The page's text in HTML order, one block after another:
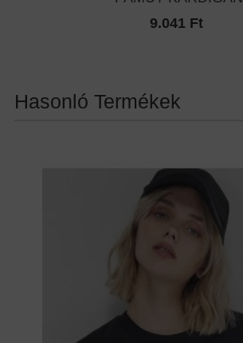
9.041 Ft
Hasonló Termékek